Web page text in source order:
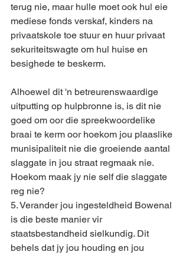
terug nie, maar hulle moet ook hul eie
mediese fonds verskaf, kinders na
privaatskole toe stuur en huur privaat
sekuriteitswagte om hul huise en
besighede te beskerm.
Alhoewel dit 'n betreurenswaardige
uitputting op hulpbronne is, is dit nie
goed om oor die spreekwoordelike
braai te kerm oor hoekom jou plaaslike
munisipaliteit nie die groeiende aantal
slaggate in jou straat regmaak nie.
Hoekom maak jy nie self die slaggate
reg nie?
5. Verander jou ingesteldheid Bowenal
is die beste manier vir
staatsbestandheid sielkundig. Dit
behels dat jy jou houding en jou